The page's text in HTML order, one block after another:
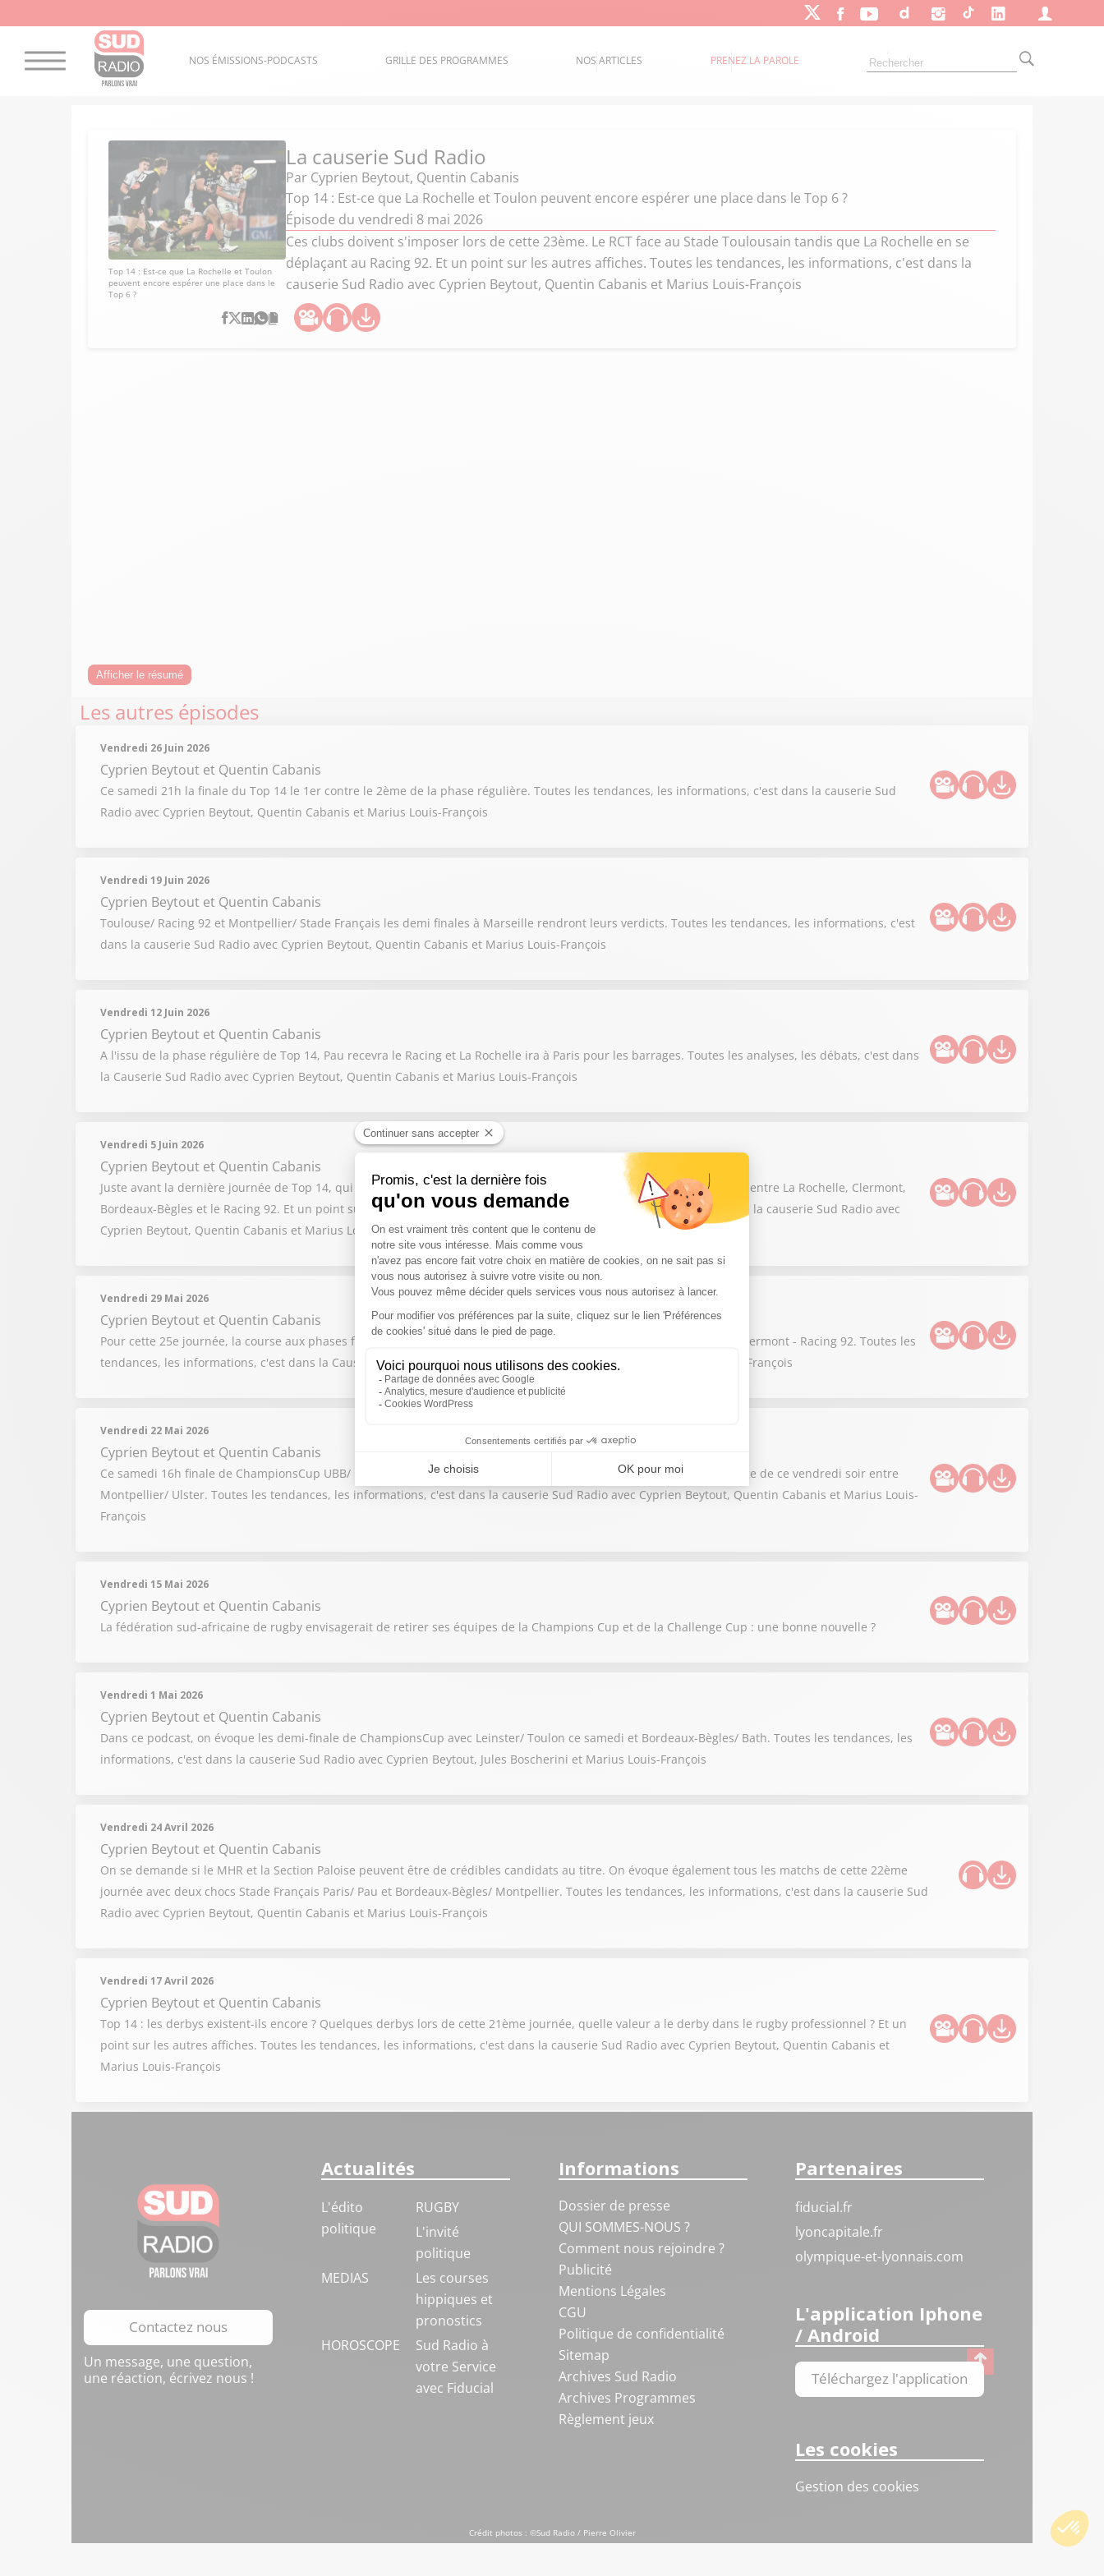
NOS ÉMISSIONS-PODCASTS GRILLE DES PROGRAMMES NOS ARTICLES PRENEZ LA PAROLE
Top 14 : Est-ce que La Rochelle et Toulon
peuvent encore espérer une place dans le
Top 6 ?
La causerie Sud Radio
Par Cyprien Beytout, Quentin Cabanis
Top 14 : Est-ce que La Rochelle et Toulon peuvent encore espérer une place dans le Top 6 ?
Épisode du vendredi 8 mai 2026
Ces clubs doivent s'imposer lors de cette 23ème. Le RCT face au Stade Toulousain tandis que La Rochelle en se
déplaçant au Racing 92. Et un point sur les autres affiches. Toutes les tendances, les informations, c'est dans la
causerie Sud Radio avec Cyprien Beytout, Quentin Cabanis et Marius Louis-François
Afficher le résumé
Les autres épisodes
Vendredi 26 Juin 2026
Cyprien Beytout et Quentin Cabanis
Ce samedi 21h la finale du Top 14 le 1er contre le 2ème de la phase régulière. Toutes les tendances, les informations, c'est dans la causerie Sud
Radio avec Cyprien Beytout, Quentin Cabanis et Marius Louis-François
Vendredi 19 Juin 2026
Cyprien Beytout et Quentin Cabanis
Toulouse/ Racing 92 et Montpellier/ Stade Français les demi finales à Marseille rendront leurs verdicts. Toutes les tendances, les informations, c'est
dans la causerie Sud Radio avec Cyprien Beytout, Quentin Cabanis et Marius Louis-François
Vendredi 12 Juin 2026
Cyprien Beytout et Quentin Cabanis
A l'issu de la phase régulière de Top 14, Pau recevra le Racing et La Rochelle ira à Paris pour les barrages. Toutes les analyses, les débats, c'est dans
la Causerie Sud Radio avec Cyprien Beytout, Quentin Cabanis et Marius Louis-François
Vendredi 5 Juin 2026
Cyprien Beytout et Quentin Cabanis
Juste avant la dernière journée de Top 14, qui seront les clubs qui ne pourront pas gagner leurs places dans le Top 6 entre La Rochelle, Clermont,
Bordeaux-Bègles et le Racing 92. Et un point sur les autres affiches. Toutes les tendances, les informations, c'est dans la causerie Sud Radio avec
Cyprien Beytout, Quentin Cabanis et Marius Louis-François
Vendredi 29 Mai 2026
Cyprien Beytout et Quentin Cabanis
Pour cette 25e journée, la course aux phases finales s'intensifie avec notamment Montpellier - Pau, Toulon - UBB et Clermont - Racing 92. Toutes les
tendances, les informations, c'est dans la Causerie Sud Radio avec Cyprien Beytout Quentin Cabanis et Marius Louis-François
Vendredi 22 Mai 2026
Cyprien Beytout et Quentin Cabanis
Ce samedi 16h finale de ChampionsCup UBB/ Leinster, on détaille cette finale et on évoque aussi la finale de Challenge de ce vendredi soir entre
Montpellier/ Ulster. Toutes les tendances, les informations, c'est dans la causerie Sud Radio avec Cyprien Beytout, Quentin Cabanis et Marius Louis-
François
Vendredi 15 Mai 2026
Cyprien Beytout et Quentin Cabanis
La fédération sud-africaine de rugby envisagerait de retirer ses équipes de la Champions Cup et de la Challenge Cup : une bonne nouvelle ?
Vendredi 1 Mai 2026
Cyprien Beytout et Quentin Cabanis
Dans ce podcast, on évoque les demi-finale de ChampionsCup avec Leinster/ Toulon ce samedi et Bordeaux-Bègles/ Bath. Toutes les tendances, les
informations, c'est dans la causerie Sud Radio avec Cyprien Beytout, Jules Boscherini et Marius Louis-François
Vendredi 24 Avril 2026
Cyprien Beytout et Quentin Cabanis
On se demande si le MHR et la Section Paloise peuvent être de crédibles candidats au titre. On évoque également tous les matchs de cette 22ème
journée avec deux chocs Stade Français Paris/ Pau et Bordeaux-Bègles/ Montpellier. Toutes les tendances, les informations, c'est dans la causerie Sud
Radio avec Cyprien Beytout, Quentin Cabanis et Marius Louis-François
Vendredi 17 Avril 2026
Cyprien Beytout et Quentin Cabanis
Top 14 : les derbys existent-ils encore ? Quelques derbys lors de cette 21ème journée, quelle valeur a le derby dans le rugby professionnel ? Et un
point sur les autres affiches. Toutes les tendances, les informations, c'est dans la causerie Sud Radio avec Cyprien Beytout, Quentin Cabanis et
Marius Louis-François
Contactez nous
Un message, une question,
une réaction, écrivez nous !
Actualités
L'édito
politique
RUGBY
L'invité
politique
MEDIAS
Les courses
hippiques et
pronostics
HOROSCOPE
Sud Radio à
votre Service
avec Fiducial
Informations
Dossier de presse
QUI SOMMES-NOUS ?
Comment nous rejoindre ?
Publicité
Mentions Légales
CGU
Politique de confidentialité
Sitemap
Archives Sud Radio
Archives Programmes
Règlement jeux
Partenaires
fiducial.fr
lyoncapitale.fr
olympique-et-lyonnais.com
L'application Iphone
/ Android
Téléchargez l'application
Les cookies
Gestion des cookies
Crédit photos : ©Sud Radio / Pierre Olivier